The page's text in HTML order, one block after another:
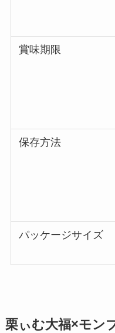
賞味期限
保存方法
パッケージサイズ
栗ぃむ大福×モン